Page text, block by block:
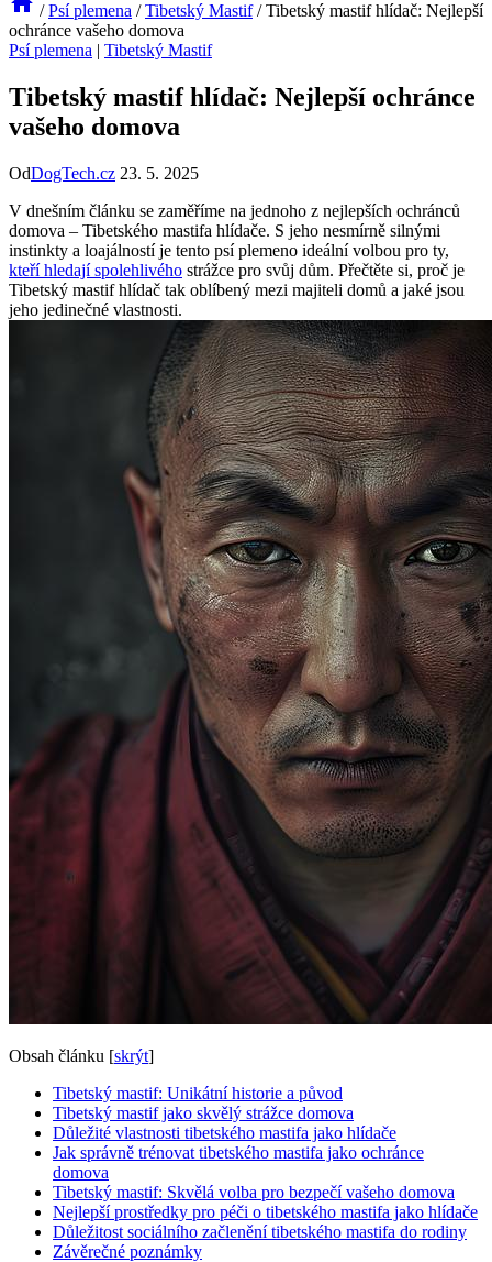
/ Psí plemena / Tibetský Mastif / Tibetský mastif hlídač: Nejlepší
ochránce vašeho domova
Psí plemena | Tibetský Mastif
Tibetský mastif hlídač: Nejlepší ochránce
vašeho domova
OdDogTech.cz 23. 5. 2025
V dnešním článku se zaměříme na jednoho z nejlepších ochránců
domova – Tibetského mastifa hlídače. S jeho nesmírně silnými
instinkty a loajálností je tento psí plemeno ideální volbou pro ty,
kteří hledají spolehlivého strážce pro svůj dům. Přečtěte si, proč je
Tibetský mastif hlídač tak oblíbený mezi majiteli domů a jaké jsou
jeho jedinečné vlastnosti.
Obsah článku [skrýt]
Tibetský mastif: Unikátní historie a původ
Tibetský mastif jako skvělý strážce domova
Důležité vlastnosti tibetského mastifa jako hlídače
Jak správně trénovat tibetského mastifa jako ochránce
domova
Tibetský mastif: Skvělá volba pro bezpečí vašeho domova
Nejlepší prostředky pro péči o tibetského mastifa jako hlídače
Důležitost sociálního začlenění tibetského mastifa do rodiny
Závěrečné poznámky